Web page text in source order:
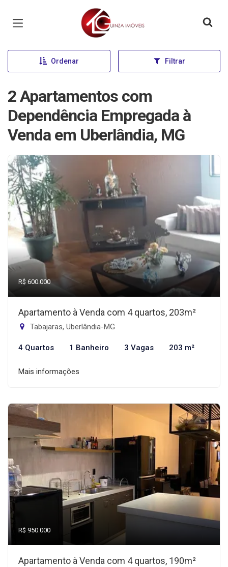
Página inicial
Ordenar Filtrar
2 Apartamentos com
Dependência Empregada à
Venda em Uberlândia, MG
R$ 600.000
Apartamento à Venda com 4 quartos, 203m²
Tabajaras, Uberlândia-MG
4 Quartos 1 Banheiro 3 Vagas 203 m²
Mais informações
R$ 950.000
Apartamento à Venda com 4 quartos, 190m²